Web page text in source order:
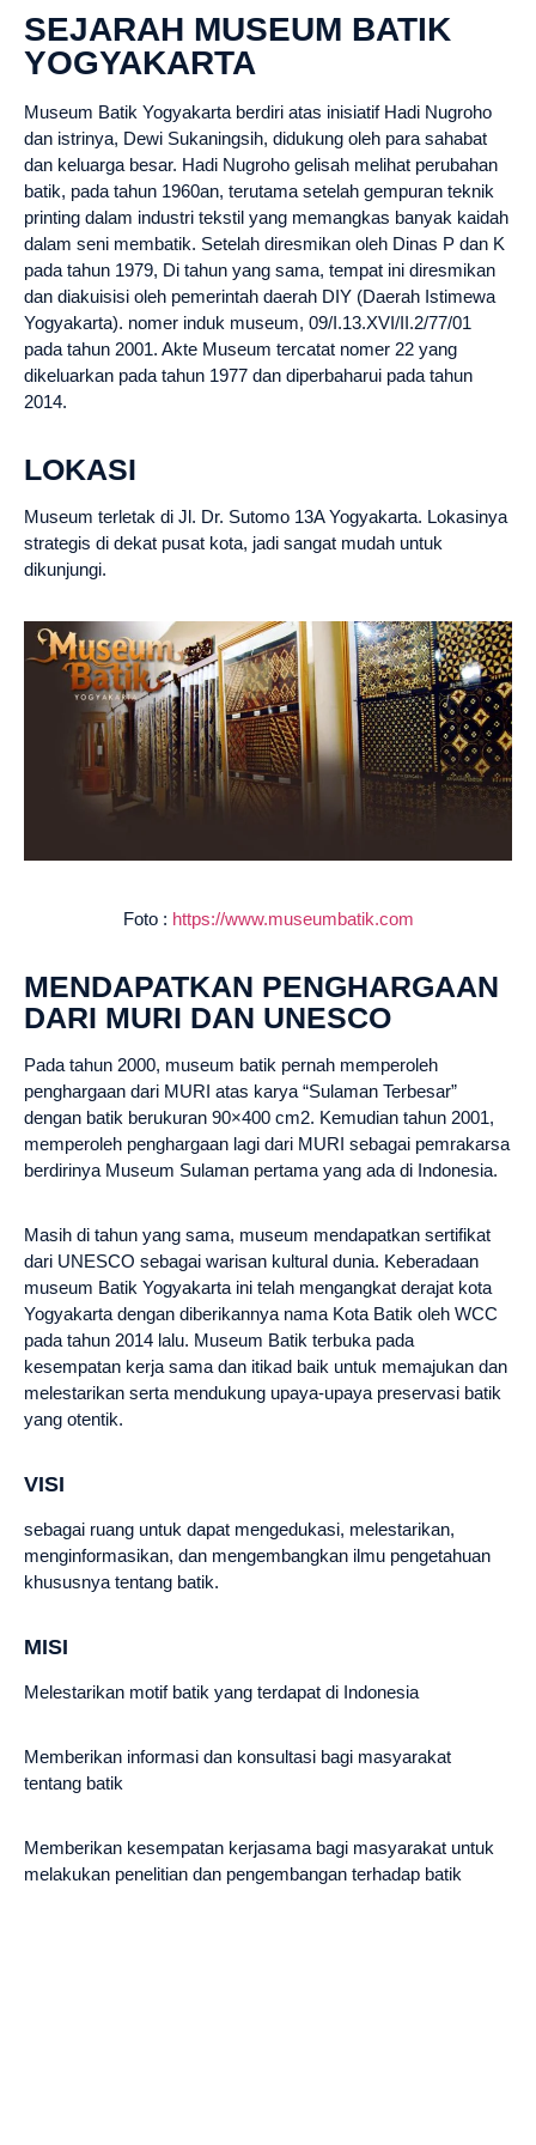
SEJARAH MUSEUM BATIK
YOGYAKARTA
Museum Batik Yogyakarta berdiri atas inisiatif Hadi Nugroho
dan istrinya, Dewi Sukaningsih, didukung oleh para sahabat
dan keluarga besar. Hadi Nugroho gelisah melihat perubahan
batik, pada tahun 1960an, terutama setelah gempuran teknik
printing dalam industri tekstil yang memangkas banyak kaidah
dalam seni membatik. Setelah diresmikan oleh Dinas P dan K
pada tahun 1979, Di tahun yang sama, tempat ini diresmikan
dan diakuisisi oleh pemerintah daerah DIY (Daerah Istimewa
Yogyakarta). nomer induk museum, 09/I.13.XVI/II.2/77/01
pada tahun 2001. Akte Museum tercatat nomer 22 yang
dikeluarkan pada tahun 1977 dan diperbaharui pada tahun
2014.
LOKASI
Museum terletak di Jl. Dr. Sutomo 13A Yogyakarta. Lokasinya
strategis di dekat pusat kota, jadi sangat mudah untuk
dikunjungi.
Foto : https://www.museumbatik.com
MENDAPATKAN PENGHARGAAN
DARI MURI DAN UNESCO
Pada tahun 2000, museum batik pernah memperoleh
penghargaan dari MURI atas karya “Sulaman Terbesar”
dengan batik berukuran 90×400 cm2. Kemudian tahun 2001,
memperoleh penghargaan lagi dari MURI sebagai pemrakarsa
berdirinya Museum Sulaman pertama yang ada di Indonesia.
Masih di tahun yang sama, museum mendapatkan sertifikat
dari UNESCO sebagai warisan kultural dunia. Keberadaan
museum Batik Yogyakarta ini telah mengangkat derajat kota
Yogyakarta dengan diberikannya nama Kota Batik oleh WCC
pada tahun 2014 lalu. Museum Batik terbuka pada
kesempatan kerja sama dan itikad baik untuk memajukan dan
melestarikan serta mendukung upaya-upaya preservasi batik
yang otentik.
VISI
sebagai ruang untuk dapat mengedukasi, melestarikan,
menginformasikan, dan mengembangkan ilmu pengetahuan
khususnya tentang batik.
MISI
Melestarikan motif batik yang terdapat di Indonesia
Memberikan informasi dan konsultasi bagi masyarakat
tentang batik
Memberikan kesempatan kerjasama bagi masyarakat untuk
melakukan penelitian dan pengembangan terhadap batik